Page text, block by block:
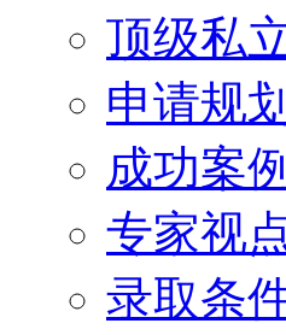
顶级私
申请规划
成功案例
专家视
录取条